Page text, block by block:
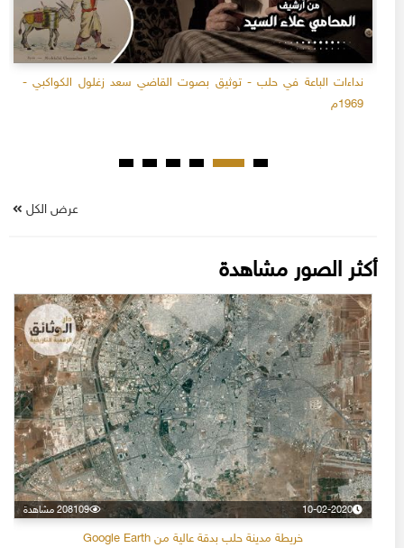
نداءات الباعة في حلب - توثيق بصوت القاضي سعد زغلول الكواكبي -
1969م
عرض الكل
أكثر الصور مشاهدة
10-02-2020 208109 مشاهدة
خريطة مدينة حلب بدقة عالية من Google Earth